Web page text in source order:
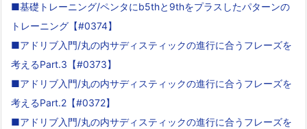
■基礎トレーニング/ペンタにb5thと9thをプラスしたパターンの
トレーニング【#0374】
■アドリブ入門/丸の内サディスティックの進行に合うフレーズを
考えるPart.3【#0373】
■アドリブ入門/丸の内サディスティックの進行に合うフレーズを
考えるPart.2【#0372】
■アドリブ入門/丸の内サディスティックの進行に合うフレーズを